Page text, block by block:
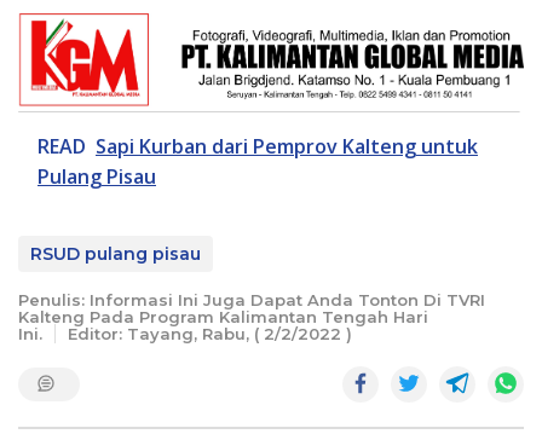
READ Sapi Kurban dari Pemprov Kalteng untuk
Pulang Pisau
RSUD pulang pisau
Penulis: Informasi Ini Juga Dapat Anda Tonton Di TVRI
Kalteng Pada Program Kalimantan Tengah Hari
Ini.
Editor: Tayang, Rabu, ( 2/2/2022 )